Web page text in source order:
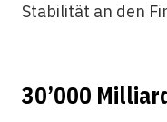
Stabilität an den
30’000